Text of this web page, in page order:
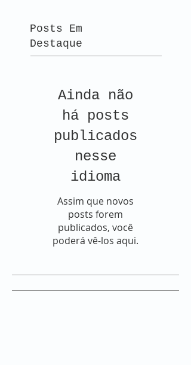
Posts Em
Destaque
Ainda não
há posts
publicados
nesse
idioma
Assim que novos
posts forem
publicados, você
poderá vê-los aqui.